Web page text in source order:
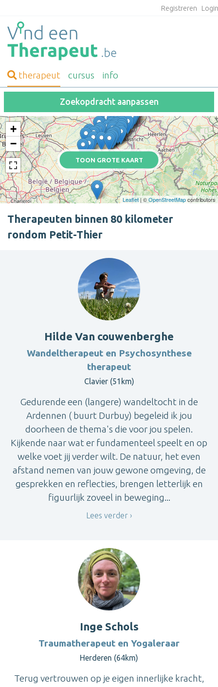
Registreren
therapeut cursus info
Zoekopdracht aanpassen
TOON GROTE KAART
+
−
Leaflet| ©OpenStreetMapcontributors
Therapeuten binnen 80 kilometer
rondom Petit-Thier
Hilde Van couwenberghe
Wandeltherapeut en Psychosynthese
therapeut
Clavier (51km)
Gedurende een (langere) wandeltocht in de
Ardennen ( buurt Durbuy) begeleid ik jou
doorheen de thema's die voor jou spelen.
Kijkende naar wat er fundamenteel speelt en op
welke voet jij verder wilt. De natuur, het even
afstand nemen van jouw gewone omgeving, de
gesprekken en reflecties, brengen letterlijk en
figuurlijk zoveel in beweging...
Lees verder
Inge Schols
Traumatherapeut en Yogaleraar
Herderen (64km)
Terug vertrouwen op je eigen innerlijke kracht,